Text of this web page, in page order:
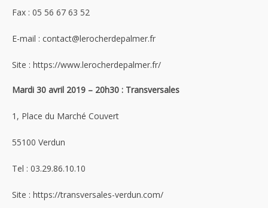
Fax : 05 56 67 63 52
E-mail : contact@lerocherdepalmer.fr
Site : https://www.lerocherdepalmer.fr/
Mardi 30 avril 2019 – 20h30 : Transversales
1, Place du Marché Couvert
55100 Verdun
Tel : 03.29.86.10.10
Site : https://transversales-verdun.com/